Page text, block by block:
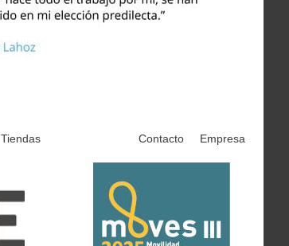
Tiendas Contacto Empresa